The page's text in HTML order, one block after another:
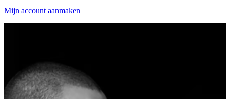
Mijn account aanmaken